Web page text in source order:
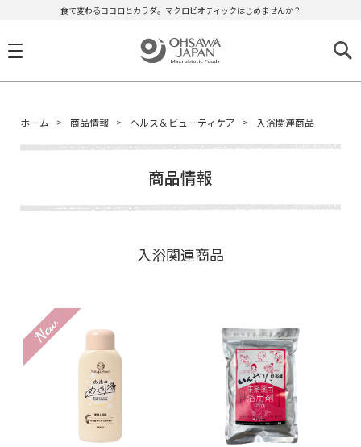
食で変わるココロとカラダ。マクロビオティックはじめませんか？
ホーム 商品情報 ヘルス＆ビューティケア 入浴関連商品
商品情報
入浴関連商品